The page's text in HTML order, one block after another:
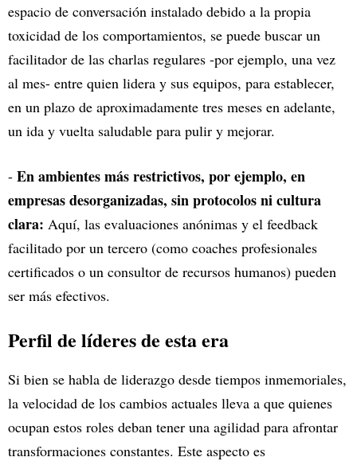
espacio de conversación instalado debido a la propia
toxicidad de los comportamientos, se puede buscar un
facilitador de las charlas regulares -por ejemplo, una vez
al mes- entre quien lidera y sus equipos, para establecer,
en un plazo de aproximadamente tres meses en adelante,
un ida y vuelta saludable para pulir y mejorar.
- En ambientes más restrictivos, por ejemplo, en
empresas desorganizadas, sin protocolos ni cultura
clara: Aquí, las evaluaciones anónimas y el feedback
facilitado por un tercero (como coaches profesionales
certificados o un consultor de recursos humanos) pueden
ser más efectivos.
Perfil de líderes de esta era
Si bien se habla de liderazgo desde tiempos inmemoriales,
la velocidad de los cambios actuales lleva a que quienes
ocupan estos roles deban tener una agilidad para afrontar
transformaciones constantes. Este aspecto es